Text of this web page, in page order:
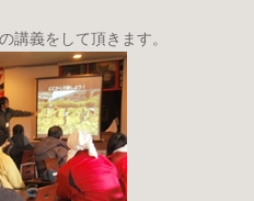
講義をして頂きます。